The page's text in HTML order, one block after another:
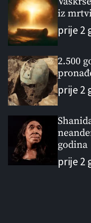
iz
prije 2
2.500
prije 2
godina
prije 2